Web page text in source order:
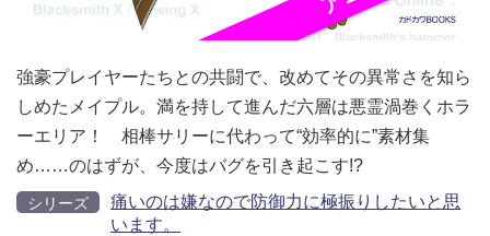
強豪プレイヤーたちとの共闘で、改めてその異常さを知ら
しめたメイプル。満を持して進んだ六層は悪霊渦巻くホラ
ーエリア！ 相棒サリーに代わって“効率的に”素材集
め……のはずが、今度はバグを引き起こす!?
シリーズ
痛いのは嫌なので防御力に極振りしたいと思
います。